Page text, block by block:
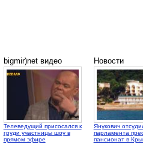
bigmir)net видео
Телеведущий присосался к
груди участницы шоу в
прямом эфире
Новости
Янукович
парламента
пансионат в